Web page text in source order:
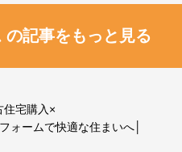
記事をもっと見る
住宅購入×
ォームで快適な住まいへ│